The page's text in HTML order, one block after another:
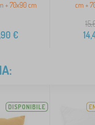
+ 70x90 cm
€
cm +
DISPONIBILE